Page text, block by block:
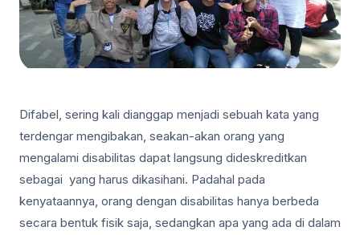
Difabel, sering kali dianggap menjadi sebuah kata yang
terdengar mengibakan, seakan-akan orang yang
mengalami disabilitas dapat langsung dideskreditkan
sebagai yang harus dikasihani. Padahal pada
kenyataannya, orang dengan disabilitas hanya berbeda
secara bentuk fisik saja, sedangkan apa yang ada di dalam